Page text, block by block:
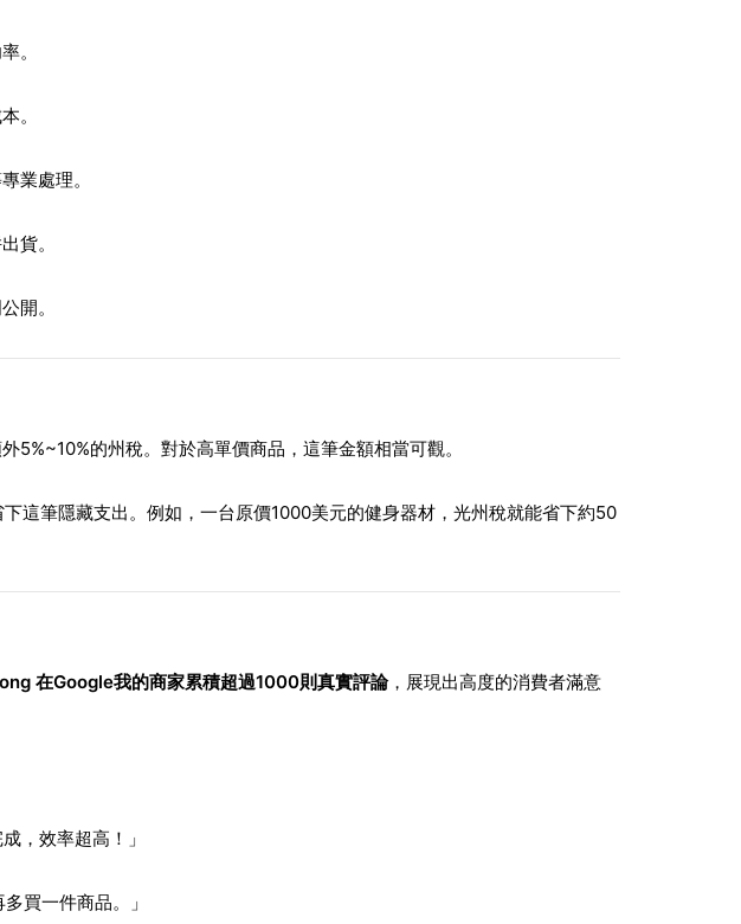
。
。
業處理。
貨。
開。
5%~10%的州稅。對於高單價商品，這筆金額相當可觀。
這筆隱藏支出。例如，一台原價1000美元的健身器材，光州稅就能省下約50
在Google我的商家累積超過1000則真實評論，展現出高度的消費者滿意
，效率超高！」
買一件商品。」